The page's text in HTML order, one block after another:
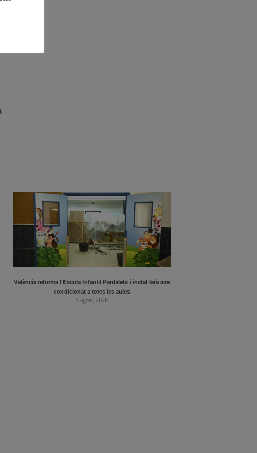
València reforma l’Escola Infantil Pardalets i instal·larà aire
condicionat a totes les aules
5 agost, 2026